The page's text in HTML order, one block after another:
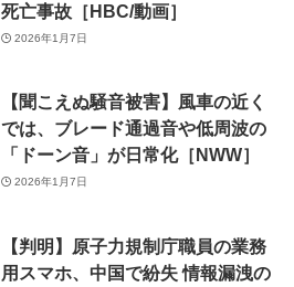
死亡事故［HBC/動画］
2026年1月7日
【聞こえぬ騒音被害】風車の近く
では、ブレード通過音や低周波の
「ドーン音」が日常化［NWW］
2026年1月7日
【判明】原子力規制庁職員の業務
用スマホ、中国で紛失 情報漏洩の